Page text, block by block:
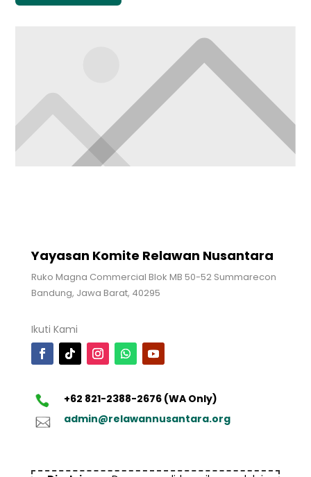
Yayasan Komite Relawan Nusantara
Ruko Magna Commercial Blok MB 50-52 Summarecon
Bandung, Jawa Barat, 40295
Ikuti Kami
+62 821-2388-2676 (WA Only)
admin@relawannusantara.org